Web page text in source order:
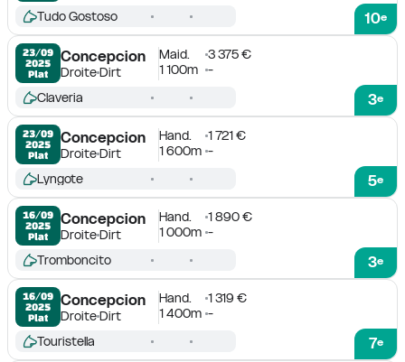
10e
Tudo Gostoso
23/09
2025
Plat
Concepcion
DroiteDirt
Maid.
3 375 €
1 100m
-
3e
Claveria
23/09
2025
Plat
Concepcion
DroiteDirt
Hand.
1 721 €
1 600m -
5e
Lyngote
16/09
2025
Plat
Concepcion
DroiteDirt
Hand.
1 890 €
1 000m -
3e
Tromboncito
16/09
2025
Plat
Concepcion
DroiteDirt
Hand.
1 319 €
1 400m -
7e
Touristella